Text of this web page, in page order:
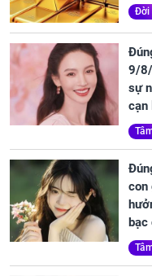
Đời
9/8/
sự
cạn
con